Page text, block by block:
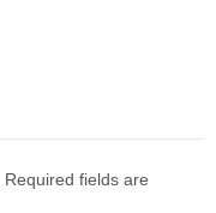
Required fields are